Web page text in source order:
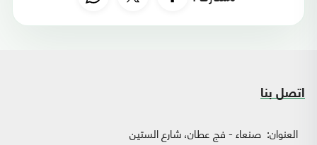
اتصل بنا
العنوان: صنعاء - فج عطان، شارع الستين